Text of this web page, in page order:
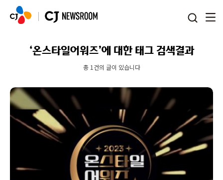
‘온스타일어워즈’에 대한 태그 검색결과
총 1건의 글이 있습니다